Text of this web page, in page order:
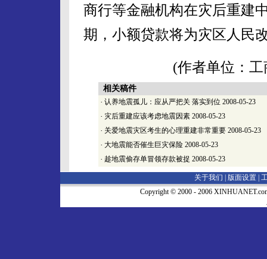
商行等金融机构在灾后重建
期，小额贷款将为灾区人民
(作者单位：
相关稿件
· 认养地震孤儿：应从严把关 落实到位 2008-05-23
· 灾后重建应该考虑地震因素 2008-05-23
· 关爱地震灾区考生的心理重建非常重要 2008-05-23
· 大地震能否催生巨灾保险 2008-05-23
· 趁地震偷存单冒领存款被捉 2008-05-23
关于我们 | 版面设置
Copyright © 2000 - 2006